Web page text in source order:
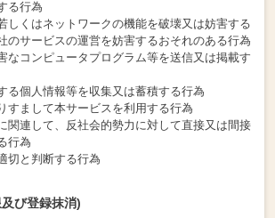
る行為
しくはネットワークの機能を破壊又は妨害する
のサービスの運営を妨害するおそれのある行為
なコンピュータプログラム等を送信又は掲載す
る個人情報等を収集又は蓄積する行為
すまして本サービスを利用する行為
関連して、反社会的勢力に対して直接又は間接
行為
切と判断する行為
び登録抹消)